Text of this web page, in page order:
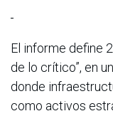
El informe define
de lo crítico”, en
donde
como activos